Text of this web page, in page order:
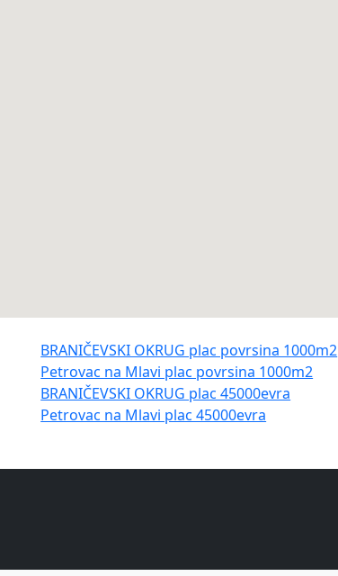
BRANIČEVSKI OKRUG plac povrsina 1000m2
Petrovac na Mlavi plac povrsina 1000m2
BRANIČEVSKI OKRUG plac 45000evra
Petrovac na Mlavi plac 45000evra